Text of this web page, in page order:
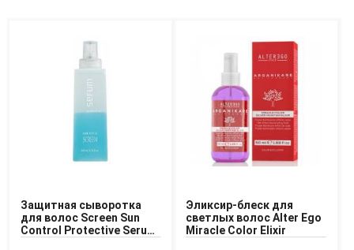
Уход для ног
Уход для рук
Мужчинам
Для бороды и усов
Наборы косметики для мужчин
Средства для бритья
Уход за мужскими волосами
Бренды
Защитная сыворотка
для волос Screen Sun
Control Protective Serum
Эликсир-блеск для
светлых волос Alter Ego
Miracle Color Elixir